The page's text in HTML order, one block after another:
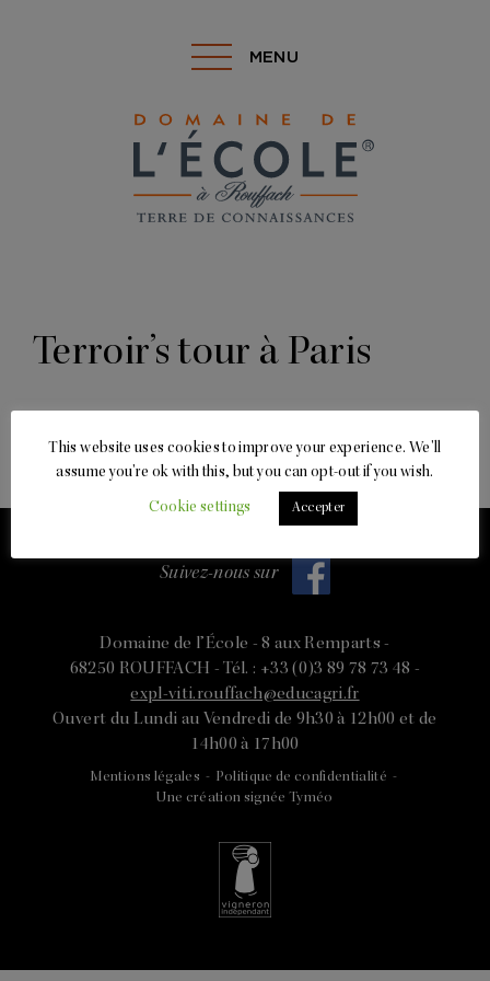
MENU
Terroir’s tour à Paris
Suivez-nous sur
Domaine de l’École -8 aux Remparts -
68250 ROUFFACH - Tél. : +33 (0)3 89 78 73 48 -
expl-viti.rouffach@educagri.fr
Ouvert du Lundi au Vendredi de 9h30 à 12h00 et de
14h00 à 17h00
Mentions légales - Politique de confidentialité -
Une création signée Tyméo
This website uses cookies to improve your experience. We'll
assume you're ok with this, but you can opt-out if you wish.
Cookie settings
Accepter